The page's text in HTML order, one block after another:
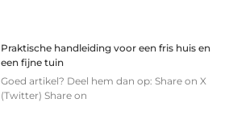
Praktische handleiding voor een fris huis en
een fijne tuin
Goed artikel? Deel hem dan op: Share on X
(Twitter) Share on